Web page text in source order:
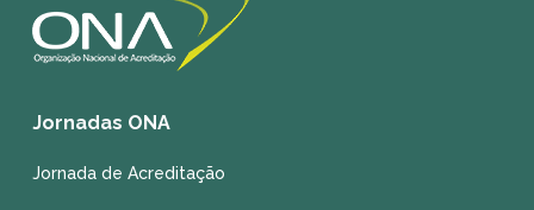
Jornadas ONA
Jornada de Acreditação